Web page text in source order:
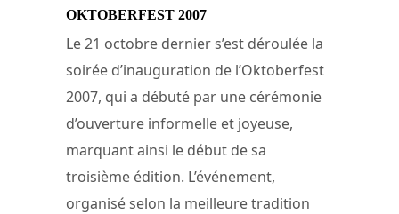
OKTOBERFEST 2007
Le 21 octobre dernier s’est déroulée la
soirée d’inauguration de l’Oktoberfest
2007, qui a débuté par une cérémonie
d’ouverture informelle et joyeuse,
marquant ainsi le début de sa
troisième édition. L’événement,
organisé selon la meilleure tradition